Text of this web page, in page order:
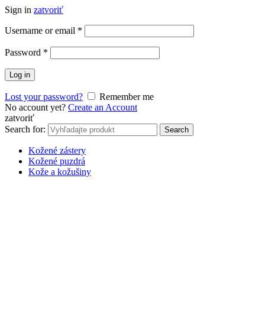
Sign in zatvoriť
Username or email *
Password *
Log in
Lost your password?
Remember me
No account yet? Create an Account
zatvoriť
Search for:
Search
Kožené zástery
Kožené puzdrá
Kože a kožušiny